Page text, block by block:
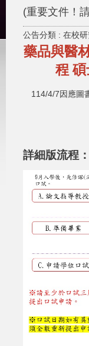
(重要文件！
公告分類 : 在校
藥品與醫
程
114/4/7因應圖
詳細版流程：